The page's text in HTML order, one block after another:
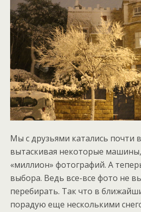
Мы с друзьями катались почти
вытаскивая некоторые
«миллион» фотографий. А
выбора. Ведь все-все фото не
перебирать. Так что в
порадую еще несколькими